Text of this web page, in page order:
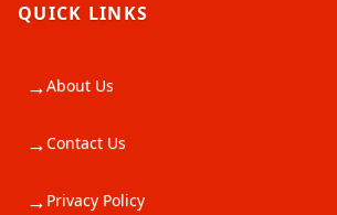
QUICK LINKS
→About Us
→Contact Us
→ Privacy Policy